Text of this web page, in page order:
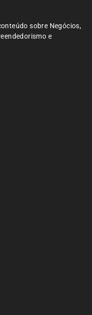
sobre Negócios,
e